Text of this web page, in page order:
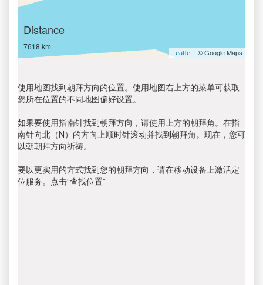
Distance
7618 km
Leaflet | © Google Maps
使用地图找到朝拜方向的位置。使用地图右上方的菜单可获取
您所在位置的不同地图偏好设置。
如果要使用指南针找到朝拜方向，请使用上方的朝拜角。在指
南针向北（N）的方向上顺时针滚动并找到朝拜角。现在，您可
以朝朝拜方向祈祷。
要以更实用的方式找到您的朝拜方向，请在移动设备上激活定
位服务。点击“查找位置”